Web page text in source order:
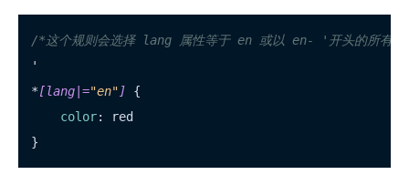
/*这个规则会选择 lang 属性等于 en 或以 en- '开头的所有
'
*[lang|="en" ] {
color: red